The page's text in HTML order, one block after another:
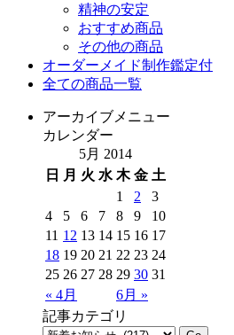
精神の安定
おすすめ商品
その他の商品
オーダーメイド制作鑑定付
全ての商品一覧
アーカイブメニュー
カレンダー
5月 2014
日
月 火 水 木 金 土
« 4月 6月 »
1 2
3
4
5 6 7 8 9
10
11 12 13 14 15 16 17
18 19 20 21 22 23 24
25 26 27 28 29 30 31
記事カテゴリ